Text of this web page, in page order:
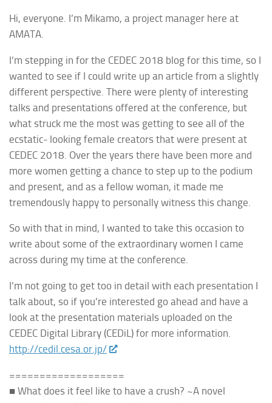
Hi, everyone. I’m Mikamo, a project manager here at
AMATA.
I’m stepping in for the CEDEC 2018 blog for this time, so I
wanted to see if I could write up an article from a slightly
different perspective. There were plenty of interesting
talks and presentations offered at the conference, but
what struck me the most was getting to see all of the
ecstatic- looking female creators that were present at
CEDEC 2018. Over the years there have been more and
more women getting a chance to step up to the podium
and present, and as a fellow woman, it made me
tremendously happy to personally witness this change.
So with that in mind, I wanted to take this occasion to
write about some of the extraordinary women I came
across during my time at the conference.
I’m not going to get too in detail with each presentation I
talk about, so if you’re interested go ahead and have a
look at the presentation materials uploaded on the
CEDEC Digital Library (CEDiL) for more information.
http://cedil.cesa.or.jp/
===================
■ What does it feel like to have a crush? ~A novel